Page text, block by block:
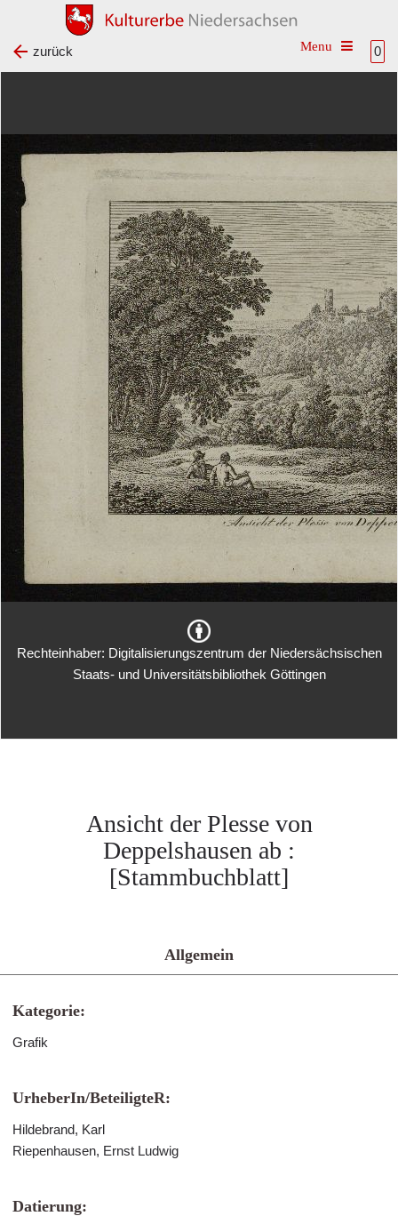
0
Toggle
zurück
Rechteinhaber: Digitalisierungszentrum der Niedersächsischen
Staats- und Universitätsbibliothek Göttingen
Ansicht der Plesse von
Deppelshausen ab :
[Stammbuchblatt]
Allgemein
Kategorie:
Grafik
UrheberIn/BeteiligteR:
Hildebrand, Karl
Riepenhausen, Ernst Ludwig
Datierung: